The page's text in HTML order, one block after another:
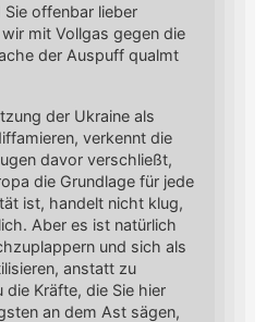
offenbar lieber
mit Vollgas gegen die
der Auspuff qualmt
der Ukraine als
verkennt die
davor verschließt,
die Grundlage für jede
ist, handelt nicht klug,
Aber es ist natürlich
und sich als
anstatt zu
die Kräfte, die Sie hier
an dem Ast sägen,